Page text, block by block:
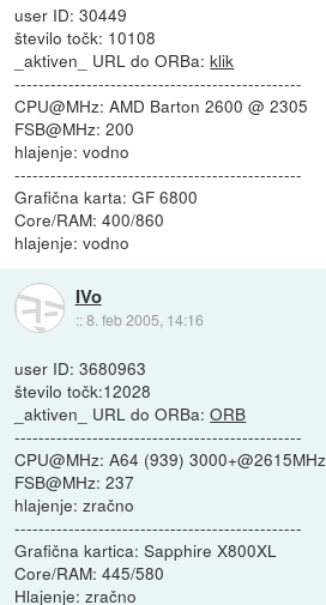
user ID: 30449
število točk: 10108
_aktiven_ URL do ORBa:klik
------------------------------------------------
CPU@MHz: AMD Barton 2600 @ 2305
FSB@MHz: 200
hlajenje: vodno
------------------------------------------------
Grafična karta: GF 6800
Core/RAM: 400/860
hlajenje: vodno
IVo
::8. feb 2005, 14:16
user ID: 3680963
število točk:12028
_aktiven_ URL do ORBa:ORB
------------------------------------------------
CPU@MHz: A64 (939) 3000+@2615MHz
FSB@MHz: 237
hlajenje: zračno
------------------------------------------------
Grafična kartica: Sapphire X800XL
Core/RAM: 445/580
Hlajenje: zračno